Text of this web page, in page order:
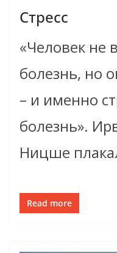
Стресс
«Человек не
болезнь, но
– и именно
болезнь».
Ницше
Read more